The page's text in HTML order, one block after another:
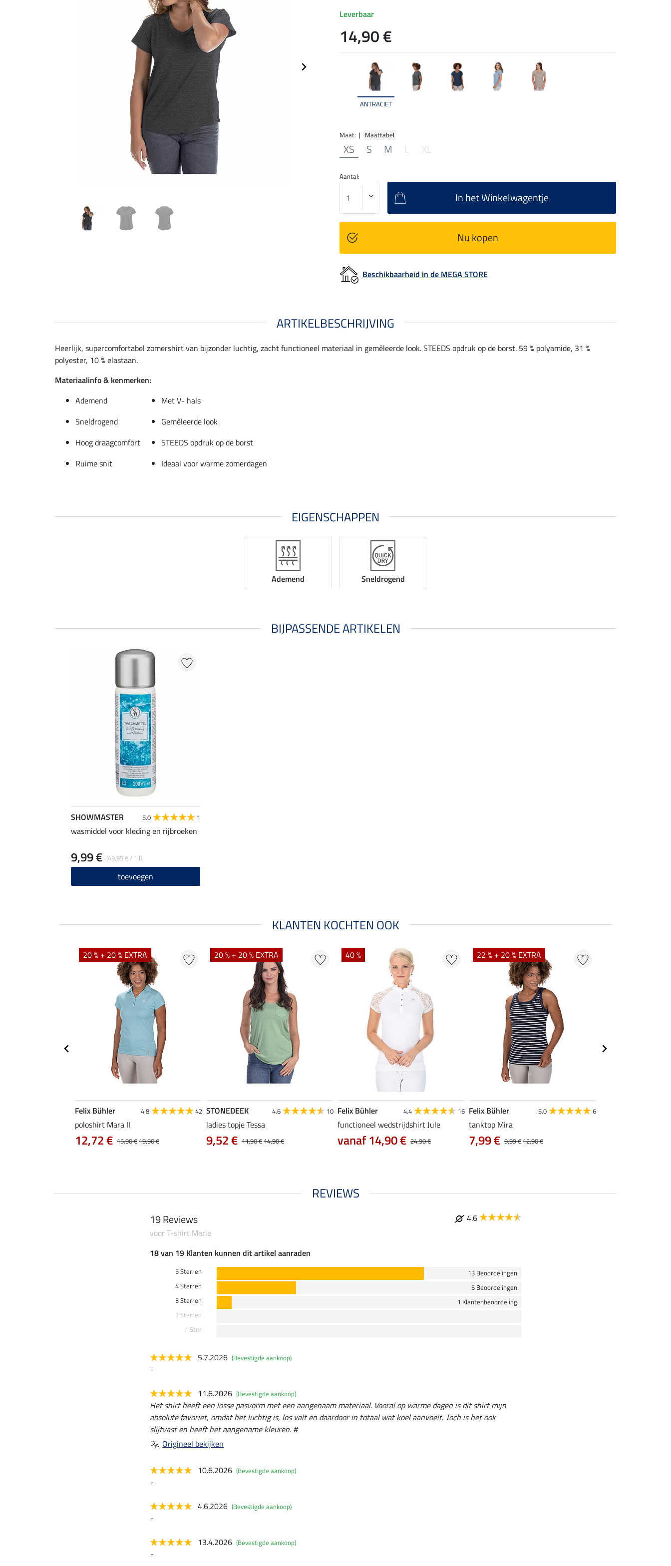
ANTRACIET
Maat: | Maattabel
XS S M L XL
Leverbaar
14,90 €
Aantal:
In het Winkelwagentje
Nu kopen
Beschikbaarheid in de MEGA STORE
ARTIKELBESCHRIJVING
Heerlijk, supercomfortabel zomershirt van bijzonder luchtig, zacht functioneel materiaal in gemêleerde look. STEEDS opdruk op de borst. 59 % polyamide, 31 %
polyester, 10 % elastaan.
Materiaalinfo & kenmerken:
Ademend
Met V- hals
Sneldrogend
Gemêleerde look
Hoog draagcomfort
STEEDS opdruk op de borst
Ruime snit
Ideaal voor warme zomerdagen
EIGENSCHAPPEN
Ademend Sneldrogend
BIJPASSENDE ARTIKELEN
SHOWMASTER 5.0 1
wasmiddel voor kleding en rijbroeken
(49,95 € / 1 l)
9,99 €
toevoegen
KLANTEN KOCHTEN OOK
20 % + 20 % EXTRA
Felix Bühler 4.8 42
poloshirt Mara II
15,90 €19,90 €
12,72 €
20 % + 20 % EXTRA
STONEDEEK 4.6 10
ladies topje Tessa
11,90 €14,90 €
9,52 €
40 %
Felix Bühler 4.4 16
functioneel wedstrijdshirt Jule
24,90 €
vanaf 14,90 €
22 % + 20 % EXTRA
Felix Bühler 5.0 6
tanktop Mira
9,99 €12,90 €
7,99 €
REVIEWS
19 Reviews
4.6
voor T-shirt Merle
18 van 19 Klanten kunnen dit artikel aanraden
5 Sterren
13 Beoordelingen
4 Sterren
5 Beoordelingen
3 Sterren
1 Klantenbeoordeling
2 Sterren
1 Ster
5.7.2026 (Bevestigde aankoop)
-
11.6.2026 (Bevestigde aankoop)
Het shirt heeft een losse pasvorm met een aangenaam materiaal. Vooral op warme dagen is dit shirt mijn
absolute favoriet, omdat het luchtig is, los valt en daardoor in totaal wat koel aanvoelt. Toch is het ook
slijtvast en heeft het aangename kleuren. #
Origineel bekijken
10.6.2026 (Bevestigde aankoop)
-
4.6.2026 (Bevestigde aankoop)
-
13.4.2026 (Bevestigde aankoop)
-